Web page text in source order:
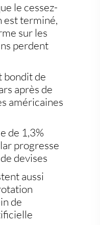
le cessez-
est terminé,
sur les
perdent
bondit de
après de
américaines
de 1,3%
progresse
devises
aussi
de